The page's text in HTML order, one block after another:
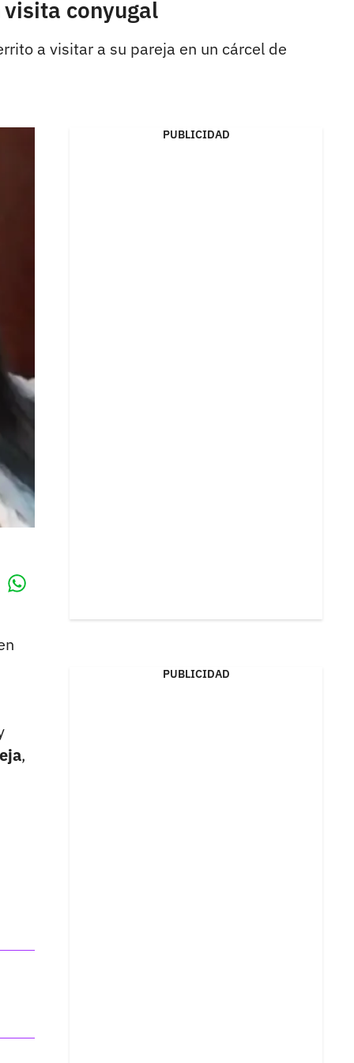
conyugal
a visitar a su pareja en un cárcel de
,
PUBLICIDAD
PUBLICIDAD